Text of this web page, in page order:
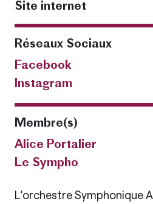
Site internet
Réseaux Sociaux
Facebook
Instagram
Membre(s)
Alice Portalier
Le Sympho
L’orchestre Symphonique